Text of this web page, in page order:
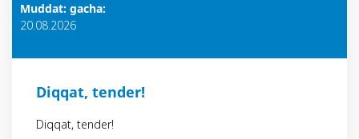
Muddat: gacha:
20.08.2026
Diqqat, tender!
Diqqat, tender!